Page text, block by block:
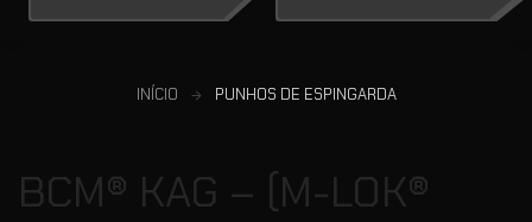
INÍCIO PUNHOS DE ESPINGARDA
BCM® KAG – (M-LOK®